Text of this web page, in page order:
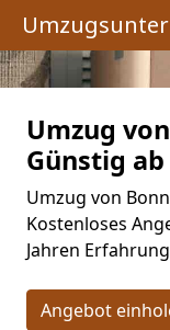
Umzug
Günstig ab
Umzug von
Kostenloses
Jahren Erfahrung
Angebot